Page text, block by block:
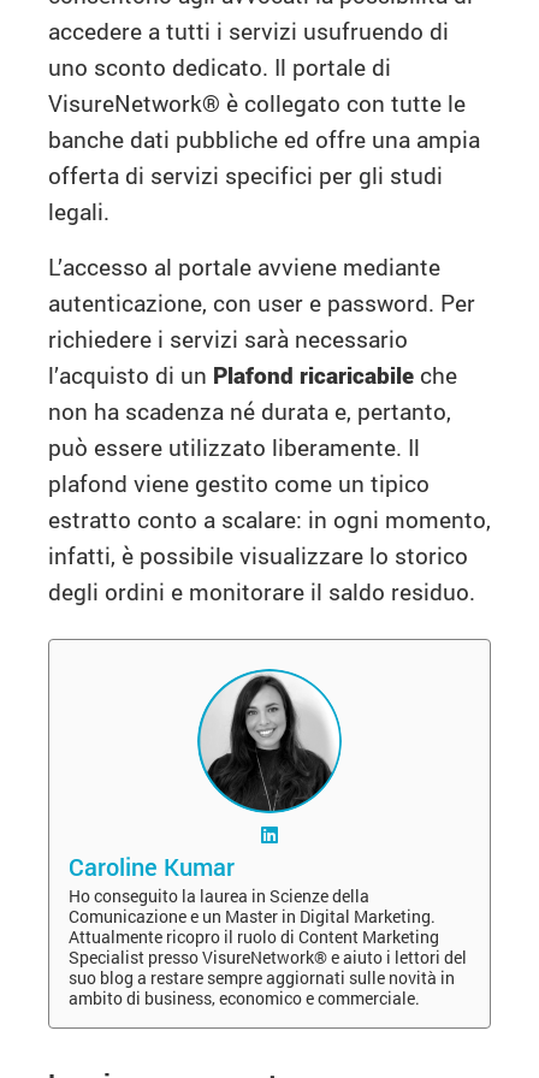
accedere a tutti i servizi usufruendo di
uno sconto dedicato. Il portale di
VisureNetwork® è collegato con tutte le
banche dati pubbliche ed offre una ampia
offerta di servizi specifici per gli studi
legali.
L’accesso al portale avviene mediante
autenticazione, con user e password. Per
richiedere i servizi sarà necessario
l’acquisto di un Plafond ricaricabile che
non ha scadenza né durata e, pertanto,
può essere utilizzato liberamente. Il
plafond viene gestito come un tipico
estratto conto a scalare: in ogni momento,
infatti, è possibile visualizzare lo storico
degli ordini e monitorare il saldo residuo.
Caroline Kumar
Ho conseguito la laurea in Scienze della
Comunicazione e un Master in Digital Marketing.
Attualmente ricopro il ruolo di Content Marketing
Specialist presso VisureNetwork® e aiuto i lettori del
suo blog a restare sempre aggiornati sulle novità in
ambito di business, economico e commerciale.